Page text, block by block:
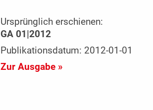
Ursprünglich erschienen:
GA 01|2012
Publikationsdatum: 2012-01-01
Zur Ausgabe »